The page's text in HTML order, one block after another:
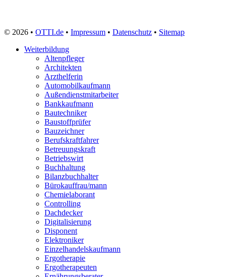
Zweiradmechaniker
© 2026 • OTTI.de • Impressum • Datenschutz • Sitemap
Weiterbildung
Altenpfleger
Architekten
Arzthelferin
Automobilkaufmann
Außendienstmitarbeiter
Bankkaufmann
Bautechniker
Baustoffprüfer
Bauzeichner
Berufskraftfahrer
Betreuungskraft
Betriebswirt
Buchhaltung
Bilanzbuchhalter
Bürokauffrau/mann
Chemielaborant
Controlling
Dachdecker
Digitalisierung
Disponent
Elektroniker
Einzelhandelskaufmann
Ergotherapie
Ergotherapeuten